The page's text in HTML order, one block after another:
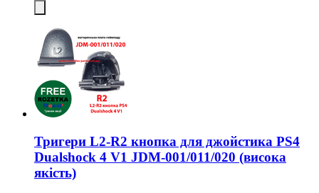
Тригери L2-R2 кнопка для джойстика PS4
Dualshock 4 V1 JDM-001/011/020 (висока
якість)